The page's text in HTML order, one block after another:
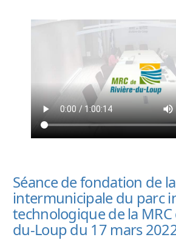
Séance de fondation de
intermunicipale du parc
technologique de la MRC
du-Loup du 17 mars